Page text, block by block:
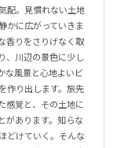
配。見慣れない土地
かに広がっていきま
香りをさりげなく取
、川辺の景色に少し
な風景と心地よいビ
作り出します。旅先
感覚と、その土地に
があります。知らな
どけていく。そんな